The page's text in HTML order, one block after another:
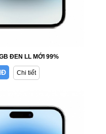
ĐEN LL MỚI 99%
Chi tiết